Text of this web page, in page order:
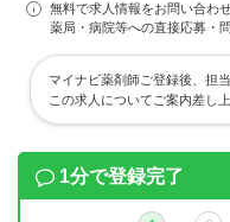
無料で求人情報をお問い合わ
薬局・病院等への直接応募・
マイナビ薬剤師ご登録後、担
この求人についてご案内差し
1分で登録完了